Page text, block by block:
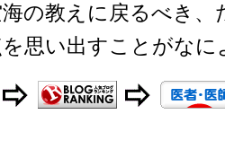
の教えに戻るべき、
思い出すことがなに